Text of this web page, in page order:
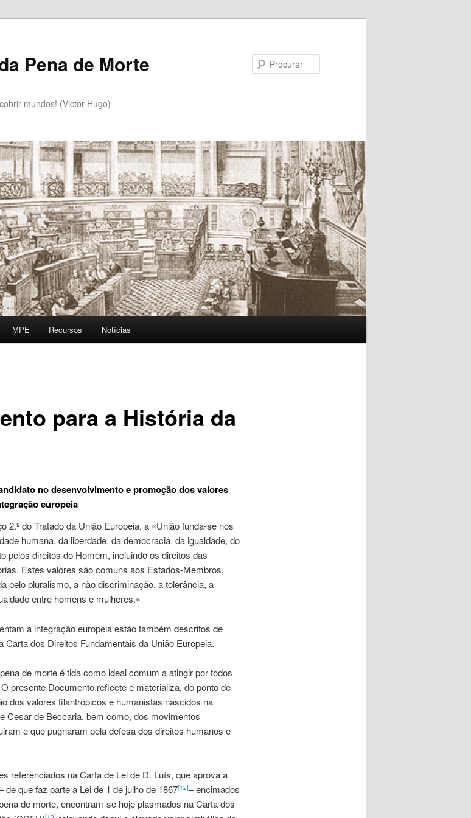
Pena de Morte
mundos! (Victor Hugo)
MPE Recursos Notícias
para a História da
no desenvolvimento e promoção dos valores
europeia
2.º do Tratado da União Europeia, a «União funda-se nos
humana, da liberdade, da democracia, da igualdade, do
pelos direitos do Homem, incluindo os direitos das
Estes valores são comuns aos Estados-Membros,
pelo pluralismo, a não discriminação, a tolerância, a
entre homens e mulheres.»
a integração europeia estão também descritos de
Carta dos Direitos Fundamentais da União Europeia.
de morte é tida como ideal comum a atingir por todos
presente Documento reflecte e materializa, do ponto de
dos valores filantrópicos e humanistas nascidos na
Cesar de Beccaria, bem como, dos movimentos
e que pugnaram pela defesa dos direitos humanos e
referenciados na Carta de Lei de D. Luís, que aprova a
de que faz parte a Lei de 1 de julho de 1867[12]– encimados
de morte, encontram-se hoje plasmados na Carta dos